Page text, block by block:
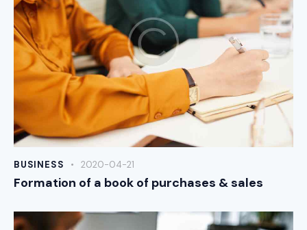
BUSINESS 2020-04-21
Formation of a book of purchases & sales